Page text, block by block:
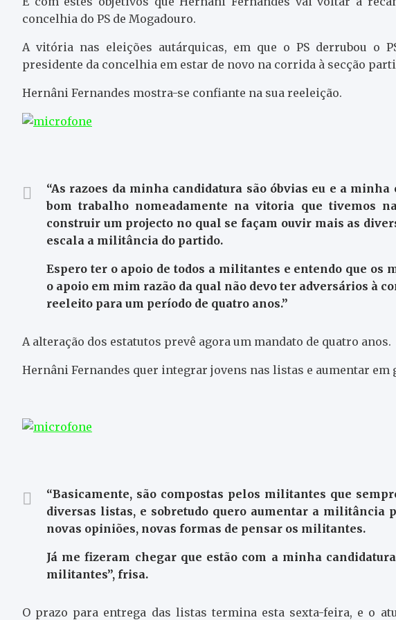
concelhia do PS de Mogadouro.
A vitória nas eleições autárquicas, em que o PS derrubou o
presidente da concelhia em estar de novo na corrida à secção
Hernâni Fernandes mostra-se confiante na sua reeleição.
“As razoes da minha candidatura são óbvias eu e a
bom trabalho nomeadamente na vitoria que tivemos
construir um projecto no qual se façam ouvir mais as
escala a militância do partido.
Espero ter o apoio de todos a militantes e entendo que os
o apoio em mim razão da qual não devo ter adversários à
reeleito para um período de quatro anos.”
A alteração dos estatutos prevê agora um mandato de quatro anos.
Hernâni Fernandes quer integrar jovens nas listas e aumentar
“Basicamente, são compostas pelos militantes que
diversas listas, e sobretudo quero aumentar a militância
novas opiniões, novas formas de pensar os militantes.
Já me fizeram chegar que estão com a minha
militantes”, frisa.
O prazo para entrega das listas termina esta sexta-feira, e o